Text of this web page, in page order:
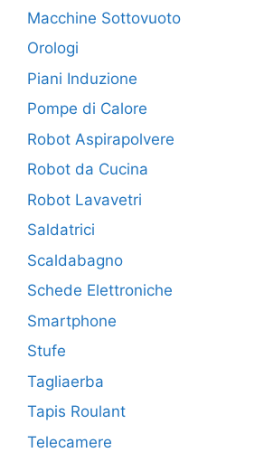
Macchine Sottovuoto
Orologi
Piani Induzione
Pompe di Calore
Robot Aspirapolvere
Robot da Cucina
Robot Lavavetri
Saldatrici
Scaldabagno
Schede Elettroniche
Smartphone
Stufe
Tagliaerba
Tapis Roulant
Telecamere